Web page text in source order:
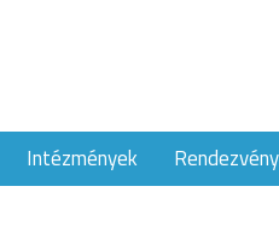
Intézmények